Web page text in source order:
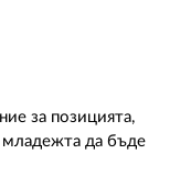
за позицията,
младежта да бъде
975 20 35